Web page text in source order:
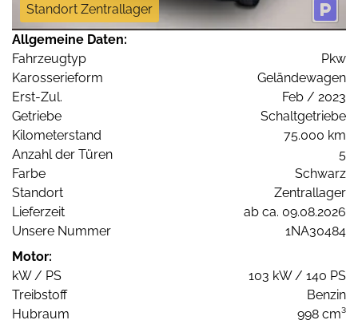
Standort Zentrallager
Allgemeine Daten:
Fahrzeugtyp
Pkw
Karosserieform
Geländewagen
Erst-Zul.
Feb / 2023
Getriebe
Schaltgetriebe
Kilometerstand
75.000 km
Anzahl der Türen
5
Farbe
Schwarz
Standort
Zentrallager
Lieferzeit
ab ca. 09.08.2026
Unsere Nummer
1NA30484
Motor:
kW / PS
103 kW / 140 PS
Treibstoff
Benzin
Hubraum
998 cm³